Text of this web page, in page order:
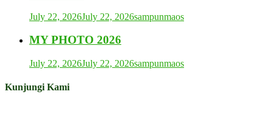
July 22, 2026July 22, 2026sampunmaos
MY PHOTO 2026
July 22, 2026July 22, 2026sampunmaos
Kunjungi Kami